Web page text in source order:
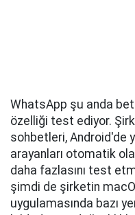
WhatsApp şu anda
özelliği test ediyor.
sohbetleri, Android'de
arayanları otomatik
daha fazlasını test
şimdi de şirketin
uygulamasında bazı